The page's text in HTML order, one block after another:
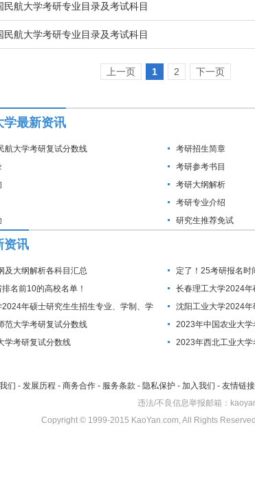
民航大学考研专业目录及考试科目
民航大学考研专业目录及考试科目
上一页 1 2 下一页
学最新资讯
航大学考研复试分数线
考研招生简章
考研参考书目
考研大纲解析
考研专业介绍
研究生推荐免试
资讯
及大纲解析各科目汇总
定了！25考研报名时
名前10的高校名单！
长春理工大学2024
2024年硕士研究生生招生专业、学制、学
生人数
沈阳工业大学2024
范大学考研复试分数线
2023年中国农业大
学考研复试分数线
2023年西北工业大
们 - 发展历程 - 商务合作 - 服务条款 - 隐私保护 - 加入我们 - 友情链接
违法/不良信息举报邮箱：
Copyright © 1999-2015 KaoYan.com, All Rights